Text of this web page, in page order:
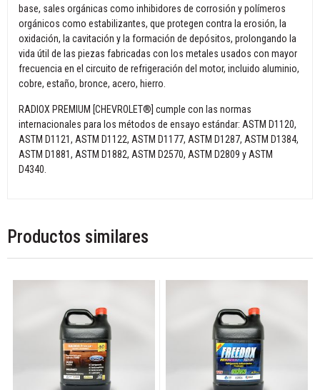
base, sales orgánicas como inhibidores de corrosión y polímeros
orgánicos como estabilizantes, que protegen contra la erosión, la
oxidación, la cavitación y la formación de depósitos, prolongando la
vida útil de las piezas fabricadas con los metales usados con mayor
frecuencia en el circuito de refrigeración del motor, incluido aluminio,
cobre, estaño, bronce, acero, hierro.
RADIOX PREMIUM [CHEVROLET®] cumple con las normas
internacionales para los métodos de ensayo estándar: ASTM D1120,
ASTM D1121, ASTM D1122, ASTM D1177, ASTM D1287, ASTM D1384,
ASTM D1881, ASTM D1882, ASTM D2570, ASTM D2809 y ASTM
D4340.
Productos similares